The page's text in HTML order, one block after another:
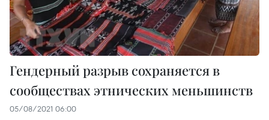
Гендерный разрыв сохраняется в
сообществах этнических меньшинств
05/08/2021 06:00